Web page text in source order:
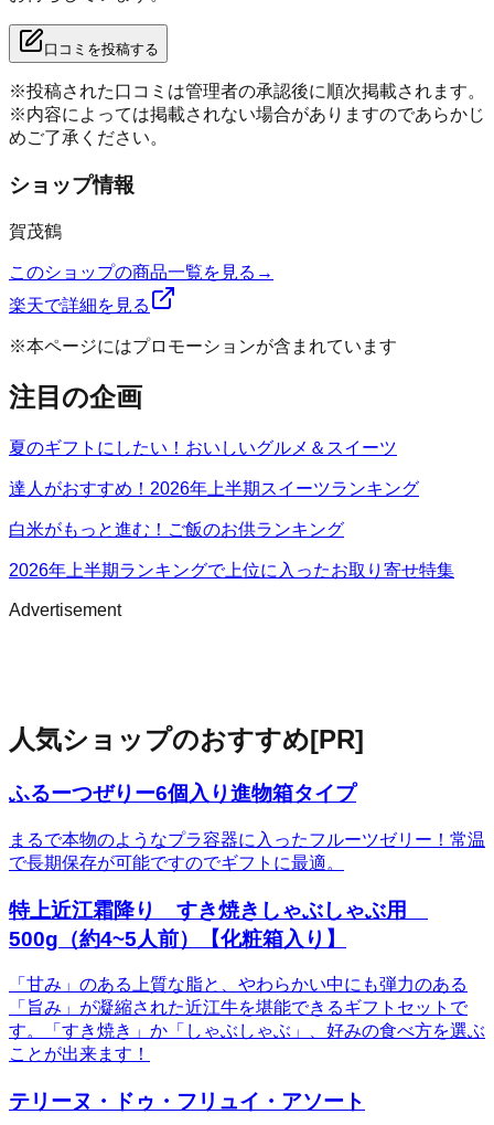
口コミを投稿する
※投稿された口コミは管理者の承認後に順次掲載されます。
※内容によっては掲載されない場合がありますのであらかじ
めご了承ください。
ショップ情報
賀茂鶴
このショップの商品一覧を見る →
楽天で詳細を見る
※本ページにはプロモーションが含まれています
注目の企画
夏のギフトにしたい！おいしいグルメ＆スイーツ
達人がおすすめ！2026年上半期スイーツランキング
白米がもっと進む！ご飯のお供ランキング
2026年上半期ランキングで上位に入ったお取り寄せ特集
Advertisement
人気ショップのおすすめ[PR]
ふるーつぜりー6個入り進物箱タイプ
まるで本物のようなプラ容器に入ったフルーツゼリー！常温
で長期保存が可能ですのでギフトに最適。
特上近江霜降り すき焼きしゃぶしゃぶ用
500g（約4~5人前）【化粧箱入り】
「甘み」のある上質な脂と、やわらかい中にも弾力のある
「旨み」が凝縮された近江牛を堪能できるギフトセットで
す。「すき焼き」か「しゃぶしゃぶ」、好みの食べ方を選ぶ
ことが出来ます！
テリーヌ・ドゥ・フリュイ・アソート